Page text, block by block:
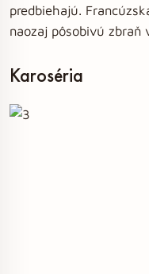
predbiehajú.
naozaj pôsobivú zbraň
Karoséria